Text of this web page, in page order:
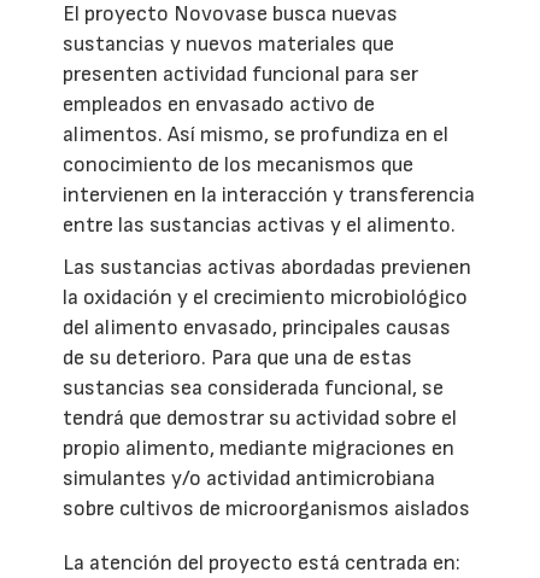
El proyecto Novovase busca nuevas
sustancias y nuevos materiales que
presenten actividad funcional para ser
empleados en envasado activo de
alimentos. Así mismo, se profundiza en el
conocimiento de los mecanismos que
intervienen en la interacción y transferencia
entre las sustancias activas y el alimento.
Las sustancias activas abordadas previenen
la oxidación y el crecimiento microbiológico
del alimento envasado, principales causas
de su deterioro. Para que una de estas
sustancias sea considerada funcional, se
tendrá que demostrar su actividad sobre el
propio alimento, mediante migraciones en
simulantes y/o actividad antimicrobiana
sobre cultivos de microorganismos aislados
La atención del proyecto está centrada en: